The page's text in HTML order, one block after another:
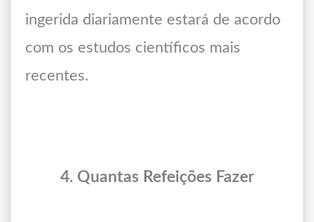
ingerida diariamente estará de acordo
com os estudos científicos mais
recentes.
4. Quantas Refeições Fazer